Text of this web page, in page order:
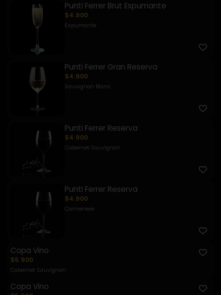
Punti Ferrer Brut Espumante
$4.900
Espumante
Punti Ferrer Gran Reserva
$4.900
Sauvignon Blanc
Punti Ferrer Reserva
$4.900
Cabernet Sauvignon
Punti Ferrer Reserva
$4.900
Carmenere
Copa Vino
$5.900
Cabernet Sauvignon
Copa Vino